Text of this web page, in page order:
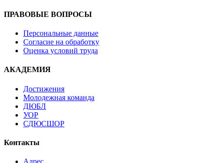
ПРАВОВЫЕ ВОПРОСЫ
Персональные данные
Согласие на обработку
Оценка условий труда
АКАДЕМИЯ
Достижения
Молодежная команда
ДЮБЛ
УОР
СДЮСШОР
Контакты